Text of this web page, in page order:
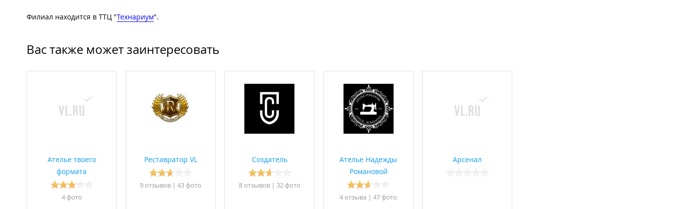
Филиал находится в ТТЦ "Технариум".
Вас также может заинтересовать
Ателье твоего
формата
4 фото
Реставратор VL
9 отзывов | 43 фото
Создатель
8 отзывов| 32 фото
Ателье Надежды
Романовой
4 отзывa | 47 фото
Арсенал